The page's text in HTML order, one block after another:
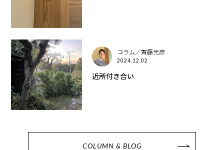
コラム／齊藤元彦
2024.12.02
近所付き合い
COLUMN & BLOG